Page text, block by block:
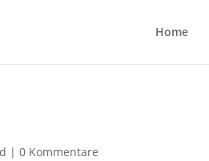
Home
|0 Kommentare